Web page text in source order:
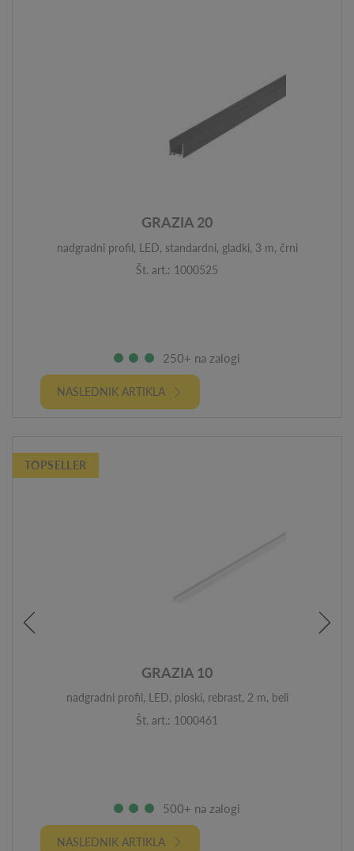
GRAZIA 20
nadgradni profil, LED, standardni, gladki, 3 m, črni
Št. art.: 1000525
250+ na zalogi
NASLEDNIK ARTIKLA
TOPSELLER
GRAZIA 10
nadgradni profil, LED, ploski, rebrast, 2 m, beli
Št. art.: 1000461
500+ na zalogi
NASLEDNIK ARTIKLA